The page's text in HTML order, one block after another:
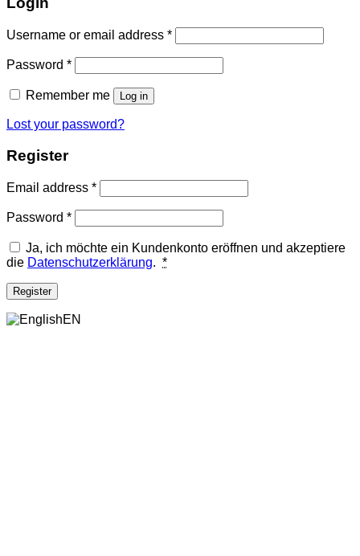
Username or email address *Required
Password *Required
Remember me Log in
Lost your password?
Register
Email address *Required
Password *Required
Ja, ich möchte ein Kundenkonto eröffnen und akzeptiere
die Datenschutzerklärung. *
Register
EN